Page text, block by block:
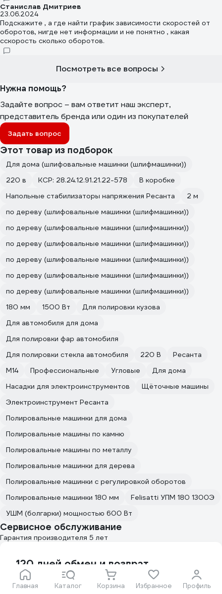
Главная Каталог Корзина Избранное Профиль
Станислав Дмитриев
23.06.2024
Подскажите , а где найти график зависимости скоростей от
оборотов, нигде нет информации и не понятно , какая
сскорость сколько оборотов.
Посмотреть все вопросы
Нужна помощь?
Задайте вопрос – вам ответит наш эксперт,
представитель бренда или один из покупателей
Задать вопрос
Этот товар из подборок
Для дома (шлифовальные машинки (шлифмашинки))
220 в
КСР: 28.24.12.91.21.22-578
В коробке
Напольные стабилизаторы напряжения Ресанта
2 м
по дереву (шлифовальные машинки (шлифмашинки))
по дереву (шлифовальные машинки (шлифмашинки))
по дереву (шлифовальные машинки (шлифмашинки))
по дереву (шлифовальные машинки (шлифмашинки))
по дереву (шлифовальные машинки (шлифмашинки))
по дереву (шлифовальные машинки (шлифмашинки))
180 мм
1500 Вт
Для полировки кузова
Для автомобиля для дома
Для полировки фар автомобиля
Для полировки стекла автомобиля
220 В
Ресанта
М14
Профессиональные Угловые
Для дома
Насадки для электроинструментов
Щёточные машины
Электроинструмент Ресанта
Полировальные машинки для дома
Полировальные машины по камню
Полировальные машины по металлу
Полировальные машинки для дерева
Полировальные машинки с регулировкой оборотов
Полировальные машинки 180 мм
Felisatti УПМ 180 1300Э
УШМ (болгарки) мощностью 600 Вт
Сервисное обслуживание
Гарантия производителя 5 лет
120 дней обмен и возврат
Вы можете вернуть товар, который не был
использован